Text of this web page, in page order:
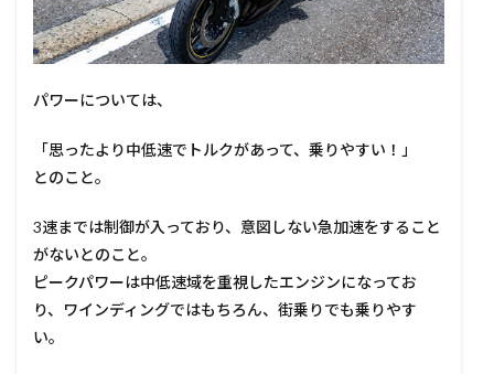
パワーについては、
「思ったより中低速でトルクがあって、乗りやすい！」
とのこと。
3速までは制御が入っており、意図しない急加速をすること
がないとのこと。
ピークパワーは中低速域を重視したエンジンになってお
り、ワインディングではもちろん、街乗りでも乗りやす
い。